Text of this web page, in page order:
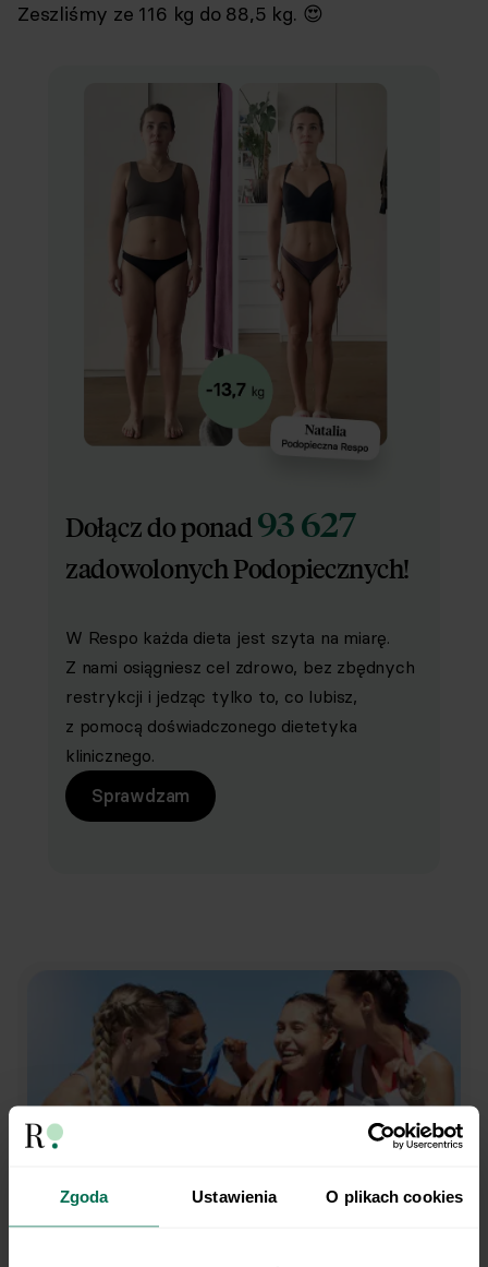
Zgoda Ustawienia O plikach cookies
Zeszliśmy ze 116 kg do 88,5 kg. 😍
Dołącz do ponad93 627
zadowolonych Podopiecznych!
W Respo każda dieta jest szyta na miarę.
Z nami osiągniesz cel zdrowo, bez zbędnych
restrykcji i jedząc tylko to, co lubisz,
z pomocą doświadczonego dietetyka
klinicznego.
Sprawdzam